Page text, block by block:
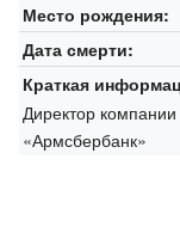
Место рождения:
Дата смерти:
Краткая
Директор
«Армсбербанк»